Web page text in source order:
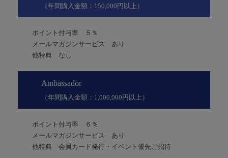
（年間購入金額：150,000円以上）
ポイント付与率 ５％
メールマガジンサービス あり
他特典 なし
Ambassador
（年間購入金額：1,000,000円以上）
ポイント付与率 ６％
メールマガジンサービス あり
他特典 会員カード発行・イベント優先ご招待